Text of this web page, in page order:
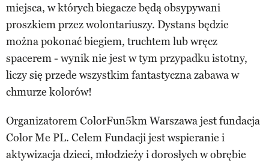
miejsca, w których biegacze będą obsypywani
proszkiem przez wolontariuszy. Dystans będzie
można pokonać biegiem, truchtem lub wręcz
spacerem - wynik nie jest w tym przypadku istotny,
liczy się przede wszystkim fantastyczna zabawa w
chmurze kolorów!
Organizatorem ColorFun5km Warszawa jest fundacja
Color Me PL. Celem Fundacji jest wspieranie i
aktywizacja dzieci, młodzieży i dorosłych w obrębie